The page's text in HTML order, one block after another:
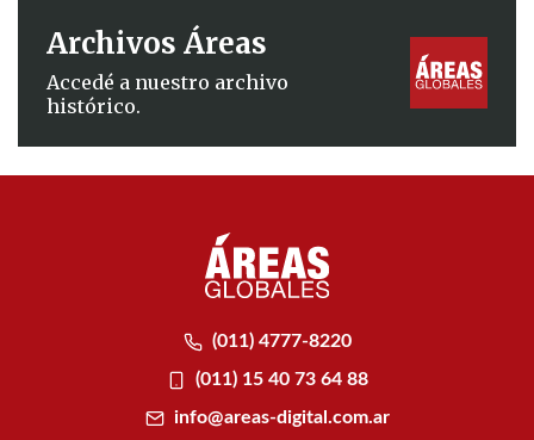
Archivos Áreas
Accedé a nuestro archivo
histórico.
(011) 4777-8220
(011) 15 40 73 64 88
info@areas-digital.com.ar